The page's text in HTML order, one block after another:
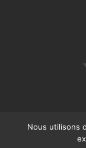
Nous utilisons